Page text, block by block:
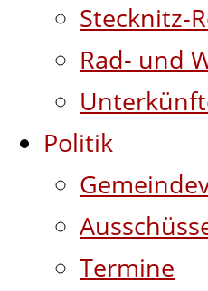
Stecknitz-
Rad- und
Politik
Termine